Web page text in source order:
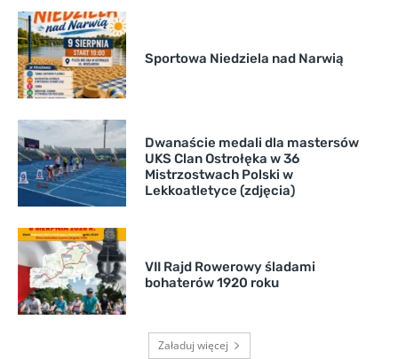
Sportowa Niedziela nad Narwią
Dwanaście medali dla mastersów
UKS Clan Ostrołęka w 36
Mistrzostwach Polski w
Lekkoatletyce (zdjęcia)
VII Rajd Rowerowy śladami
bohaterów 1920 roku
Załaduj więcej